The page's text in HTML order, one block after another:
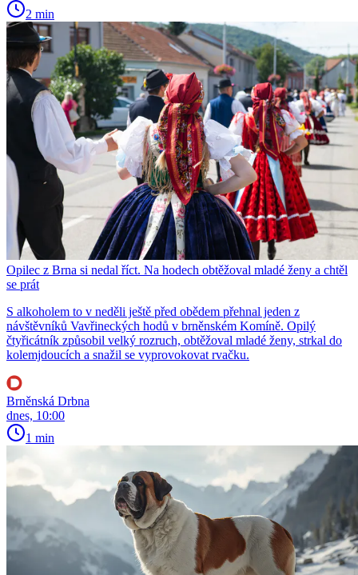
2 min
Opilec z Brna si nedal říct. Na hodech obtěžoval mladé ženy a chtěl
se prát
S alkoholem to v neděli ještě před obědem přehnal jeden z
návštěvníků Vavřineckých hodů v brněnském Komíně. Opilý
čtyřicátník způsobil velký rozruch, obtěžoval mladé ženy, strkal do
kolemjdoucích a snažil se vyprovokovat rvačku.
Brněnská Drbna
dnes, 10:00
1 min